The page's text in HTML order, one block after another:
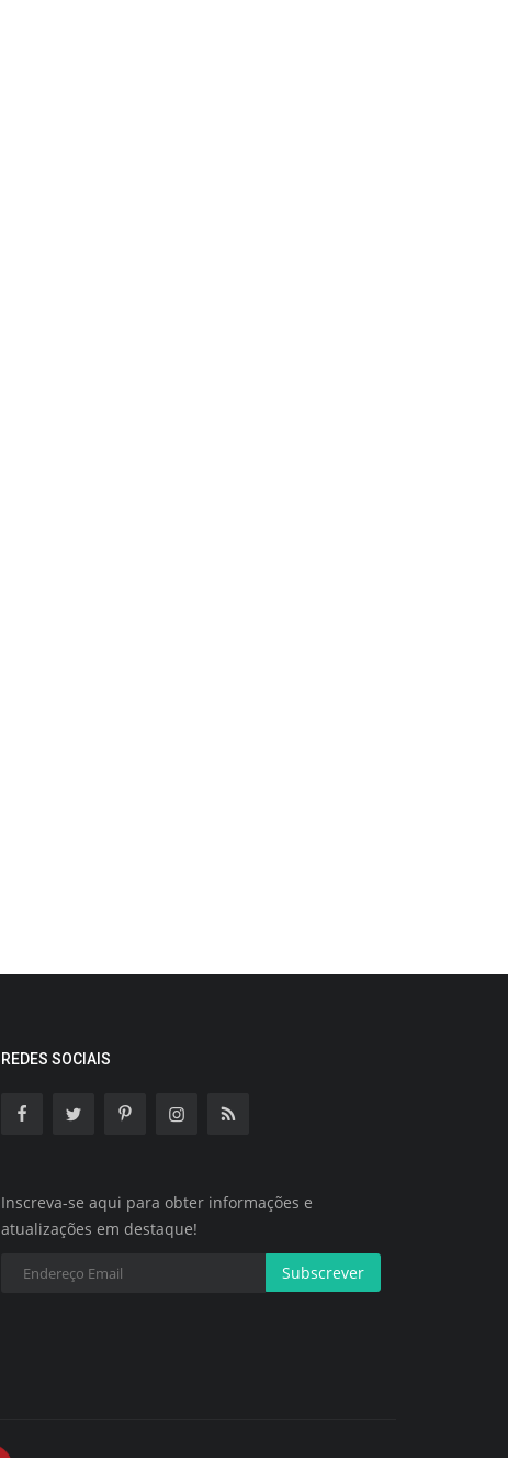
REDES SOCIAIS
Inscreva-se aqui para obter informações e
atualizações em destaque!
Subscrever